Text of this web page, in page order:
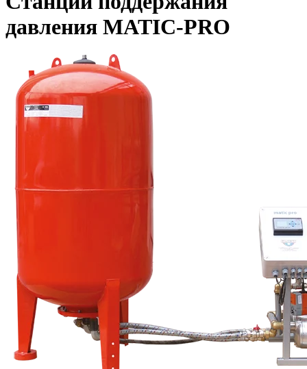
давления MATIC-PRO